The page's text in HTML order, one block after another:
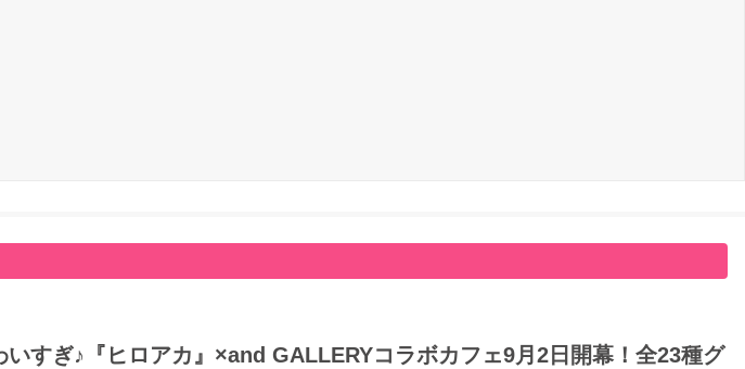
すぎ♪『ヒロアカ』×and GALLERYコラボカフェ9月2日開幕！全23種グ